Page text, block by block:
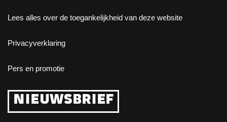
Lees alles over de toegankelijkheid van deze website
Privacyverklaring
Pers en promotie
NIEUWSBRIEF